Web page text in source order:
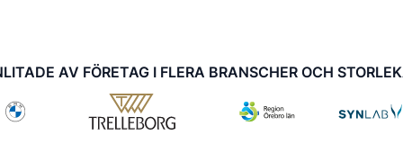
AV FÖRETAG I FLERA BRANSCHER OCH